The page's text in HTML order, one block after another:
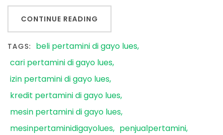
CONTINUE READING
TAGS: beli pertamini di gayo lues
cari pertamini di gayo lues
izin pertamini di gayo lues
kredit pertamini di gayo lues
mesin pertamini di gayo lues
mesinpertaminidigayolues
penjualpertamini